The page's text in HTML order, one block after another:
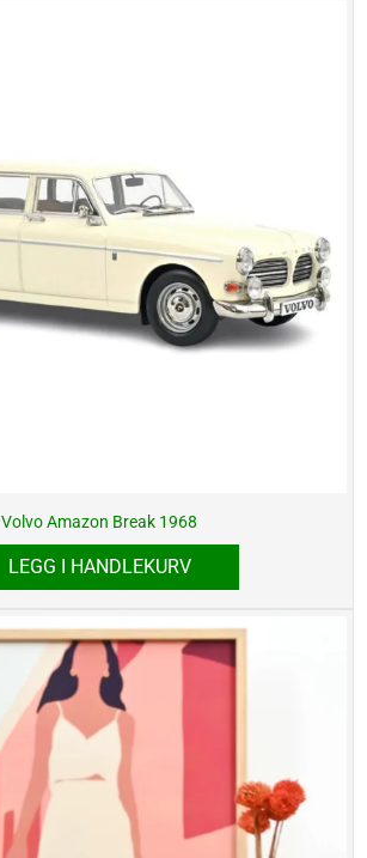
Volvo Amazon Break 1968
LEGG I HANDLEKURV